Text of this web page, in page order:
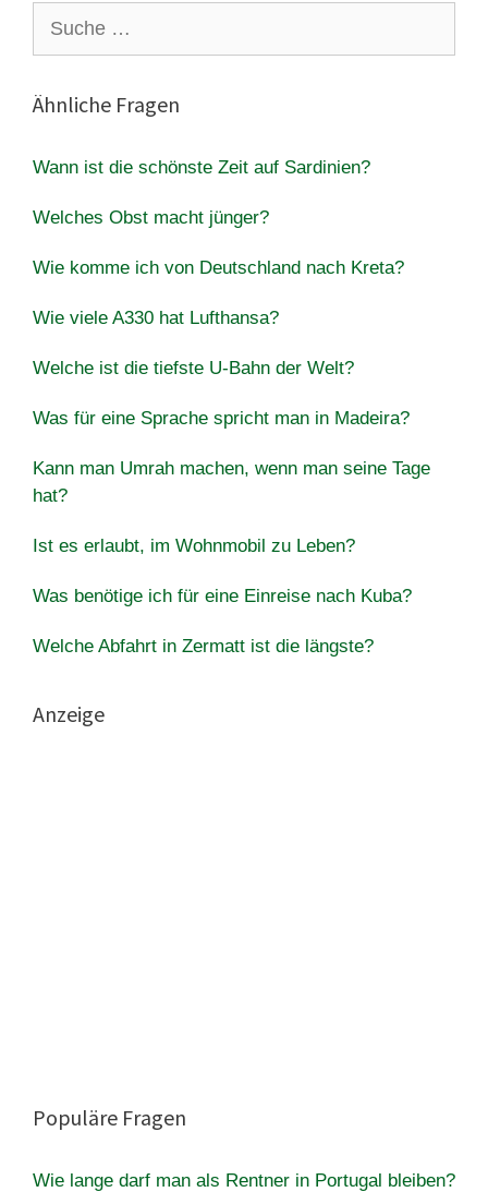
nach:
Ähnliche Fragen
Wann ist die schönste Zeit auf Sardinien?
Welches Obst macht jünger?
Wie komme ich von Deutschland nach Kreta?
Wie viele A330 hat Lufthansa?
Welche ist die tiefste U-Bahn der Welt?
Was für eine Sprache spricht man in Madeira?
Kann man Umrah machen, wenn man seine Tage
hat?
Ist es erlaubt, im Wohnmobil zu Leben?
Was benötige ich für eine Einreise nach Kuba?
Welche Abfahrt in Zermatt ist die längste?
Anzeige
Populäre Fragen
Wie lange darf man als Rentner in Portugal bleiben?